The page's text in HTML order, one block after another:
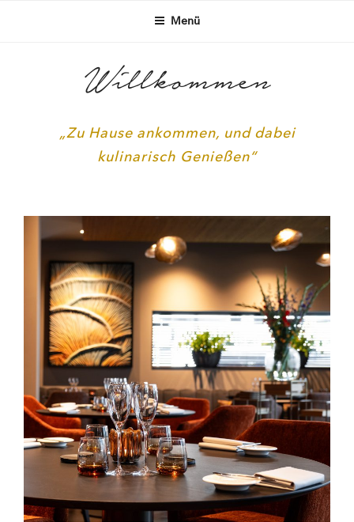
ENSCHEDE
Menü
Willkommen
„Zu Hause ankommen, und dabei
kulinarisch Genießen“